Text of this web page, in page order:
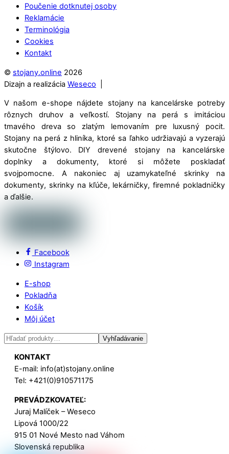
Poučenie dotknutej osoby
Reklamácie
Terminológia
Cookies
Kontakt
© stojany.online 2026
Dizajn a realizácia Weseco
V našom e-shope nájdete stojany na kancelárske potreby
rôznych druhov a veľkostí. Stojany na perá s imitáciou
tmavého dreva so zlatým lemovaním pre luxusný pocit.
Stojany na perá z hliníka, ktoré sa ľahko udržiavajú a vyzerajú
skutočne štýlovo. DIY drevené stojany na kancelárske
doplnky a dokumenty, ktoré si môžete poskladať
svojpomocne. A nakoniec aj uzamykateľné skrinky na
dokumenty, skrinky na kľúče, lekárničky, firemné pokladničky
a ďalšie.
Facebook
Instagram
E-shop
Pokladňa
Košík
Môj účet
Hľadať: Vyhľadávanie
KONTAKT
E-mail: info(at)stojany.online
Tel: +421(0)910571175
PREVÁDZKOVATEĽ:
Juraj Malíček – Weseco
Lipová 1000/22
915 01 Nové Mesto nad Váhom
Slovenská republika